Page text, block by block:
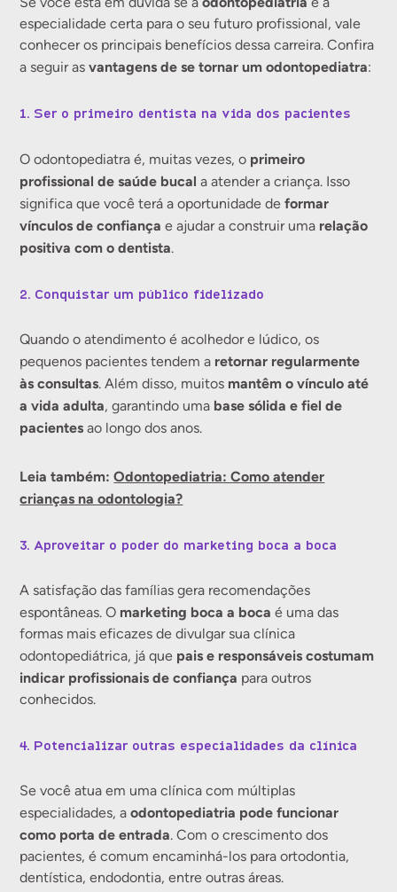
especialidade certa para o seu futuro profissional, vale
conhecer os principais benefícios dessa carreira. Confira
a seguir asvantagens de se tornar um odontopediatra:
1. Ser o primeiro dentista na vida dos pacientes
O odontopediatra é, muitas vezes, o primeiro
profissional de saúde bucal a atender a criança. Isso
significa que você terá a oportunidade deformar
vínculos de confiança e ajudar a construir uma relação
positiva com o dentista.
2. Conquistar um público fidelizado
Quando o atendimento é acolhedor e lúdico, os
pequenos pacientes tendem a retornar regularmente
às consultas. Além disso, muitos mantêm o vínculo até
a vida adulta, garantindo uma base sólida e fiel de
pacientes ao longo dos anos.
Leia também:Odontopediatria: Como atender
crianças na odontologia?
3. Aproveitar o poder do marketing boca a boca
A satisfação das famílias gera recomendações
espontâneas. O marketing boca a boca é uma das
formas mais eficazes de divulgar sua clínica
odontopediátrica, já que pais e responsáveis costumam
indicar profissionais de confiança para outros
conhecidos.
4. Potencializar outras especialidades da clínica
Se você atua em uma clínica com múltiplas
especialidades, aodontopediatria pode funcionar
como porta de entrada. Com o crescimento dos
pacientes, é comum encaminhá-los para ortodontia,
dentística, endodontia, entre outras áreas.